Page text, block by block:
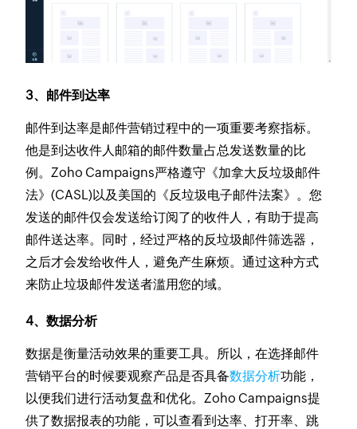
3、邮件到达率
邮件到达率是邮件营销过程中的一项重要考察指标。
他是到达收件人邮箱的邮件数量占总发送数量的比
例。Zoho Campaigns严格遵守《加拿大反垃圾邮件
法》(CASL)以及美国的《反垃圾电子邮件法案》。您
发送的邮件仅会发送给订阅了的收件人，有助于提高
邮件送达率。同时，经过严格的反垃圾邮件筛选器，
之后才会发给收件人，避免产生麻烦。通过这种方式
来防止垃圾邮件发送者滥用您的域。
4、数据分析
数据是衡量活动效果的重要工具。所以，在选择邮件
营销平台的时候要观察产品是否具备数据分析功能，
以便我们进行活动复盘和优化。Zoho Campaigns提
供了数据报表的功能，可以查看到达率、打开率、跳